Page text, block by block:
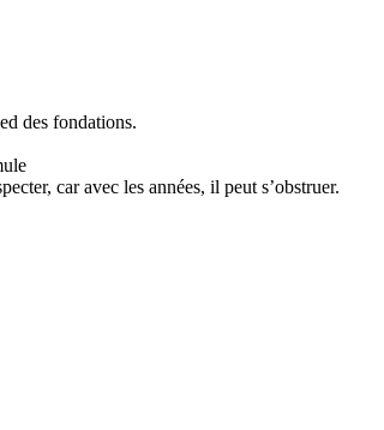
des fondations.
car avec les années, il peut s’obstruer.